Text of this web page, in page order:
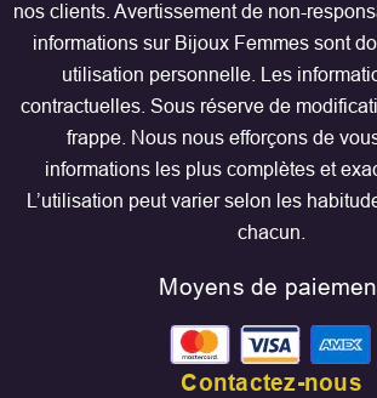
nos clients. Avertissement de non-
informations sur Bijoux Femmes sont
utilisation personnelle. Les
contractuelles. Sous réserve de
frappe. Nous nous efforçons de
informations les plus complètes et
L’utilisation peut varier selon les
chacun.
Moyens de
Contactez-nous